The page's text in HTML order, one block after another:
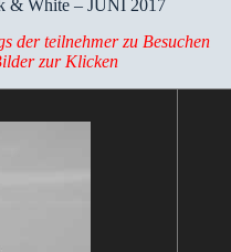
& White – JUNI 2017
der teilnehmer zu Besuchen
zur Klicken